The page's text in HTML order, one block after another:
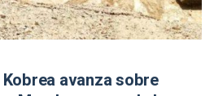
avanza sobre